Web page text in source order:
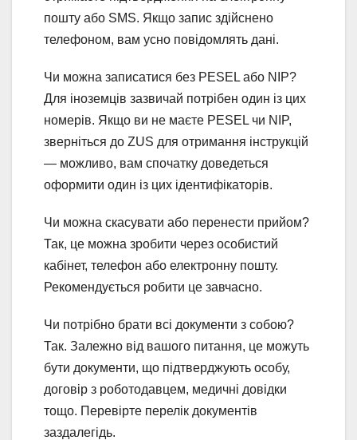
пошту або SMS. Якщо запис здійснено
телефоном, вам усно повідомлять дані.
Чи можна записатися без PESEL або NIP?
Для іноземців зазвичай потрібен один із цих
номерів. Якщо ви не маєте PESEL чи NIP,
зверніться до ZUS для отримання інструкцій
— можливо, вам спочатку доведеться
оформити один із цих ідентифікаторів.
Чи можна скасувати або перенести прийом?
Так, це можна зробити через особистий
кабінет, телефон або електронну пошту.
Рекомендується робити це завчасно.
Чи потрібно брати всі документи з собою?
Так. Залежно від вашого питання, це можуть
бути документи, що підтверджують особу,
договір з роботодавцем, медичні довідки
тощо. Перевірте перелік документів
заздалегідь.